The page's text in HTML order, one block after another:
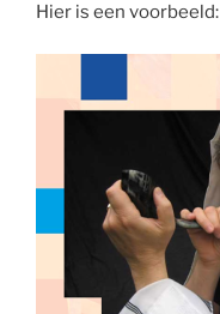
Hier is een voorbeeld: